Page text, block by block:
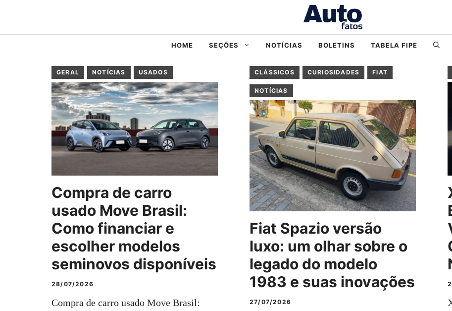
o
HOME SEÇÕES NOTÍCIAS BOLETINS TABELA FIPE
GERAL NOTÍCIAS USADOS
Compra de carro
usado Move Brasil:
Como financiar e
escolher modelos
seminovos disponíveis
28/07/2026
Compra de carro usado Move Brasil:
CLÁSSICOS CURIOSIDADES FIAT
NOTÍCIAS
Fiat Spazio versão
luxo: um olhar sobre o
legado do modelo
1983 e suas inovações
27/07/2026